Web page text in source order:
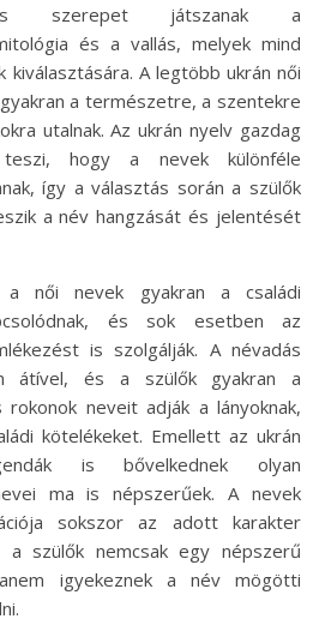
szerepet játszanak a
és a vallás, melyek mind
kiválasztására. A legtöbb ukrán női
a természetre, a szentekre
utalnak. Az ukrán nyelv gazdag
teszi, hogy a nevek különféle
így a választás során a szülők
a név hangzását és jelentését
a női nevek gyakran a családi
és sok esetben az
is szolgálják. A névadás
átível, és a szülők gyakran a
rokonok neveit adják a lányoknak,
kötelékeket. Emellett az ukrán
is bővelkednek olyan
ma is népszerűek. A nevek
sokszor az adott karakter
szülők nemcsak egy népszerű
igyekeznek a név mögötti